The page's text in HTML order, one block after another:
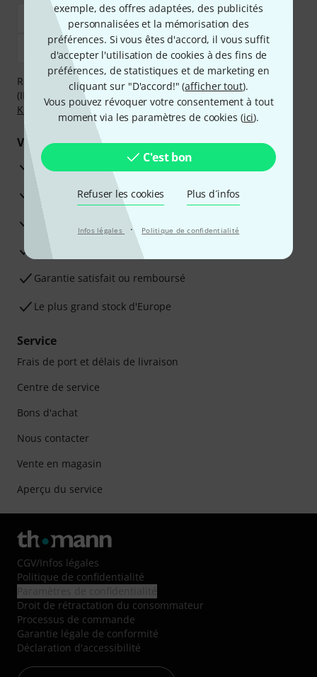
exemple, des offres adaptées, des publicités
personnalisées et la mémorisation des
préférences. Si vous êtes d'accord, il vous suffit
d'accepter l'utilisation de cookies à des fins de
préférences, de statistiques et de marketing en
cliquant sur "D'accord!" (afficher tout).
Vous pouvez révoquer votre consentement à tout
moment via les paramètres de cookies (ici).
C'est bon
Refuser les cookies Plus d´infos
Infos légales · Politique de confidentialité
Réglez de manière sûre et sécurisée par Virement
(IBAN/BIC), PayPal, Amazon Pay,
Klarna Payer Maintenant
Klarna Payer en 3 foisou Carte de crédit.
Vos avantages
Ga­ran­tie Thomann 3 ans
Garantie 30 jours satisfait ou remboursé
Service de réparation
Conseils d'experts en la matière
Garantie satisfait ou remboursé
Le plus grand stock d'Europe
Service
Frais de port et délais de livraison
Centre de service
Bons d'achat
Nous contacter
Vente en magasin
Aperçu du service
CGV/Infos légales
Politique de confidentialité
Droit de rétractation du consommateur
Processus de commande
Garantie légale de conformité
Déclaration d'accessibilité